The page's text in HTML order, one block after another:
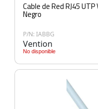
Cable de Red RJ45
Negro
P/N: IABBG
Vention
No disponible